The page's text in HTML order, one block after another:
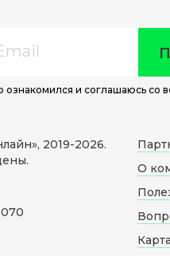
и соглашаюсь со
2019-2026.
О